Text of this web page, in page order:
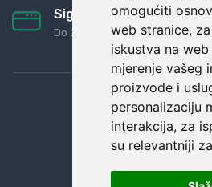
omogućiti
web stranice,
iskustva na
mjerenje vašeg
proizvode i
personalizaciju
interakcija, za
su relevantniji
Sigurno obročno
Do 24 rata bez kamata